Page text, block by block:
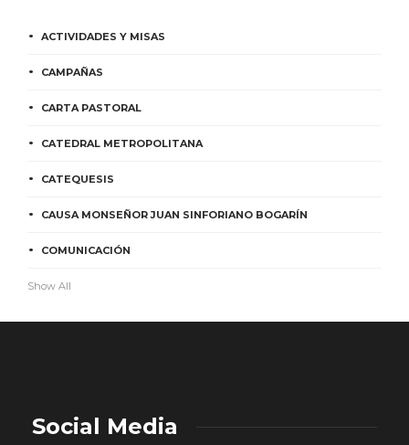
ACTIVIDADES Y MISAS
CAMPAÑAS
CARTA PASTORAL
CATEDRAL METROPOLITANA
CATEQUESIS
CAUSA MONSEÑOR JUAN SINFORIANO BOGARÍN
COMUNICACIÓN
Show All
Social Media